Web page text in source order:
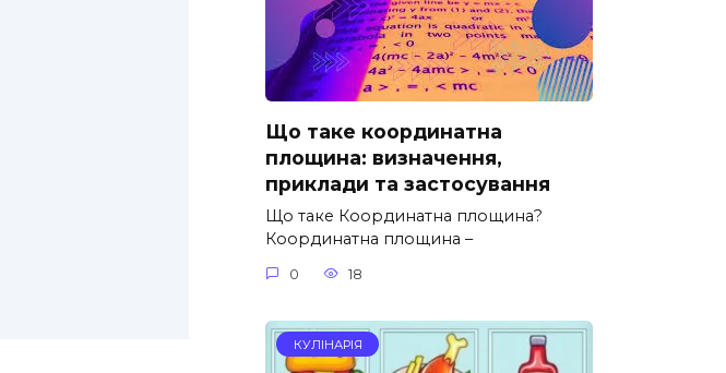
Що таке координатна
площина: визначення,
приклади та застосування
Що таке Координатна площина?
Координатна площина –
0 18
КУЛІНАРІЯ